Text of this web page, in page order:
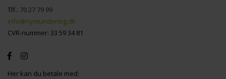
Tlf.: 70 27 79 99
info@nymundering.dk
CVR-nummer: 33 59 34 81
Her kan du betale med: